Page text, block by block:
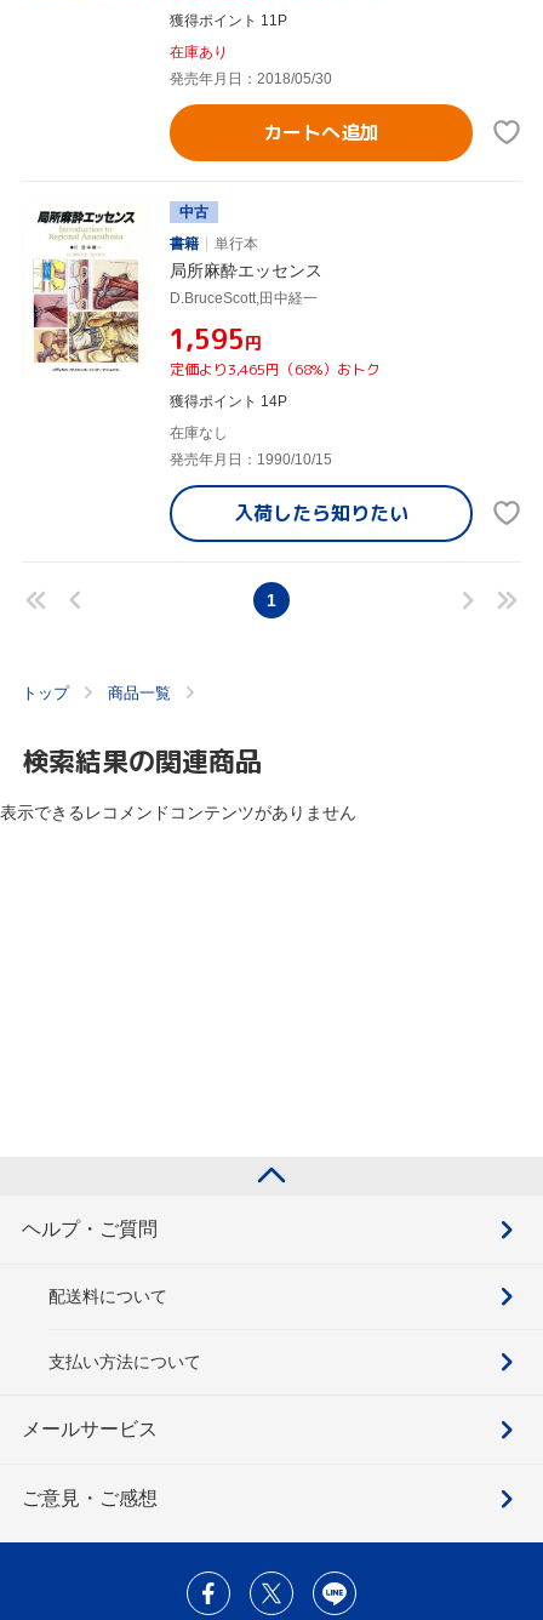
獲得ポイント 11P
在庫あり
発売年月日：2018/05/30
カートへ追加
中古
書籍
単行本
局所麻酔エッセンス
D.BruceScott,田中経一
¥1,595円
定価より3,465円（68%）おトク
獲得ポイント 14P
在庫なし
発売年月日：1990/10/15
入荷したら知りたい
1
トップ 商品一覧
検索結果の関連商品
表示できるレコメンドコンテンツがありません
ヘルプ・ご質問
配送料について
支払い方法について
メールサービス
ご意見・ご感想